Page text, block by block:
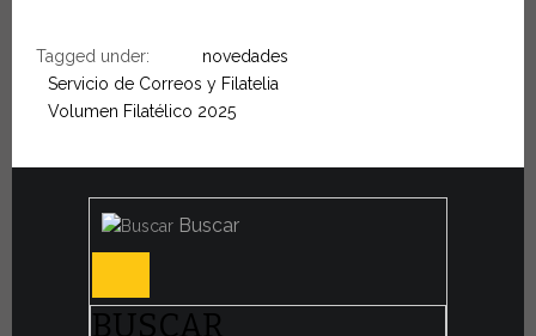
Tagged under:
novedades
Servicio de Correos y Filatelia
Volumen Filatélico 2025
Buscar
BUSCAR